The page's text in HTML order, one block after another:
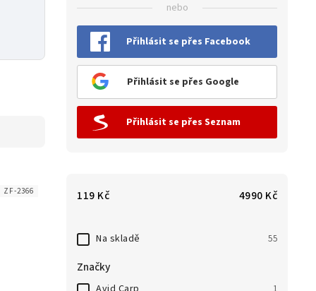
nebo
Přihlásit se přes Facebook
Přihlásit se přes Google
Přihlásit se přes Seznam
119 Kč 4990 Kč
Na skladě 55
Značky
ZF-2366